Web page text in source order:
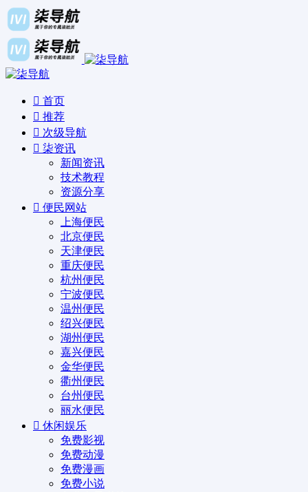
首页
推荐
次级导航
柒资讯
新闻资讯
技术教程
资源分享
便民网站
上海便民
北京便民
天津便民
重庆便民
杭州便民
宁波便民
温州便民
绍兴便民
湖州便民
嘉兴便民
金华便民
衢州便民
台州便民
丽水便民
休闲娱乐
免费影视
免费动漫
免费漫画
免费小说